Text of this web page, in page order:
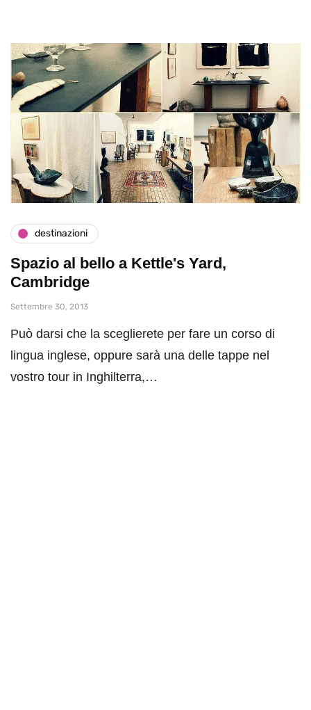
destinazioni
Spazio al bello a Kettle's Yard,
Cambridge
Settembre 30, 2013
Può darsi che la sceglierete per fare un corso di
lingua inglese, oppure sarà una delle tappe nel
vostro tour in Inghilterra,…